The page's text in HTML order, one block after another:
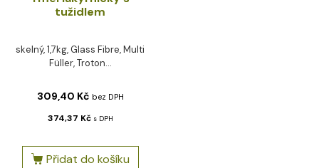
tužidlem
skelný, 1,7kg, Glass Fibre, Multi
Füller, Troton...
309,40 Kč bez DPH
374,37 Kč s DPH
Přidat do košíku